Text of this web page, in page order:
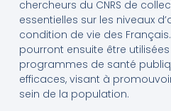
chercheurs du CNRS de
essentielles sur les niveaux
condition de vie des
pourront ensuite être
programmes de santé
efficaces, visant à promouvoir
sein de la population.